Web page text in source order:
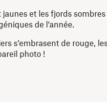
et les fjords
de l’année.
s’embrasent de rouge,
photo !